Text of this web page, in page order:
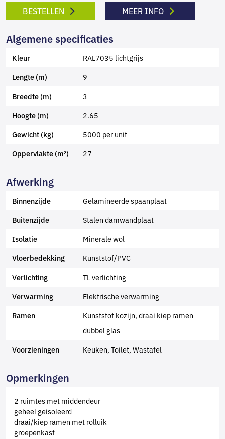
BESTELLEN MEER INFO
Algemene specificaties
Kleur RAL7035 lichtgrijs
Lengte (m) 9
Breedte (m) 3
Hoogte (m) 2.65
Gewicht (kg) 5000 per unit
Oppervlakte (m²) 27
Afwerking
Binnenzijde Gelamineerde spaanplaat
Buitenzijde Stalen damwandplaat
Isolatie Minerale wol
Vloerbedekking Kunststof/PVC
Verlichting TL verlichting
Verwarming Elektrische verwarming
Ramen
Kunststof kozijn, draai kiep ramen
dubbel glas
Voorzieningen Keuken, Toilet, Wastafel
Opmerkingen
2 ruimtes met middendeur
geheel geisoleerd
draai/kiep ramen met rolluik
groepenkast